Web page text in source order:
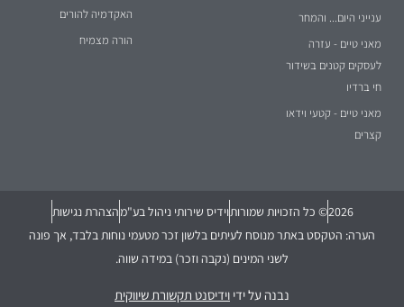
ענייני היום... והמחר
מאני טיים - עזרה
לעסקים קטנים בשידור
חי ברדיו
מאני טיים - קטעי וידאו
קצרים
האקדמיה להורים
הורה מצמיח
2026© כל הזכויות שמורותוידיס שירותי ניהול בע"מהצהרת נגישות
הערה: הטקסט באתר מנוסח לעיתים בלשון זכר מטעמי נוחות בלבד, אך פונה
לשני המינים (נקבה וזכר) במידה שווה.
נבנה על ידי וידיסנט תקשורת שיווקית